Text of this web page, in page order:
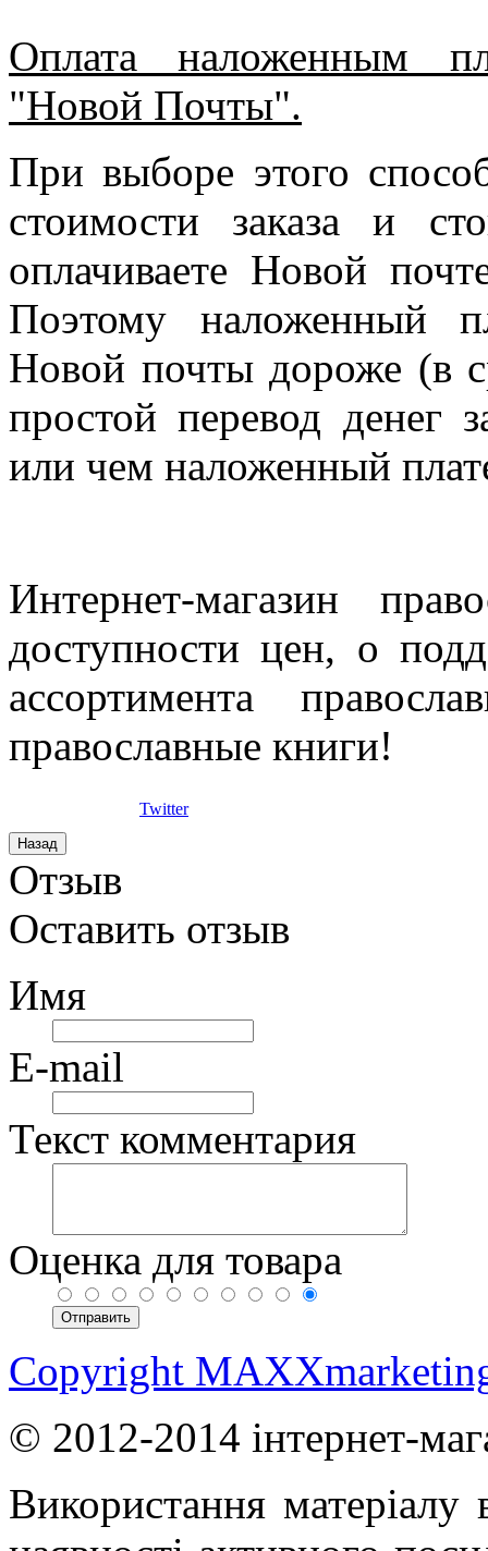
Оплата наложенным
"Новой Почты".
При выборе этого
стоимости заказа и
оплачиваете Новой
Поэтому наложенный
Новой почты дороже (в
простой перевод денег
или чем наложенный
Интернет-магазин
доступности цен, о
ассортимента
православные книги!
Twitter
Отзыв
Оставить отзыв
Имя
E-mail
Текст комментария
Оценка для товара
Copyright
© 2012-2014 інтернет-
Використання матеріалу